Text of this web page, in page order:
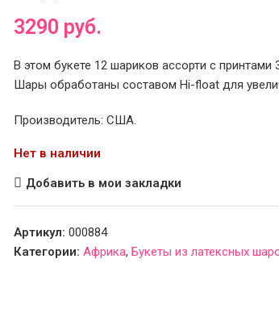
3290 руб.
В этом букете 12 шариков ассорти с принтами
Шары обработаны составом Hi-float для
Производитель: США.
Нет в наличии
Добавить в мои закладки
Артикул: 000884
Категории: Африка, Букеты из латексных